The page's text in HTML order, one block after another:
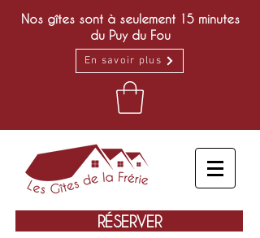
Nos gîtes sont à seulement 15 minutes
du Puy du Fou
En savoir plus
RÉSERVER